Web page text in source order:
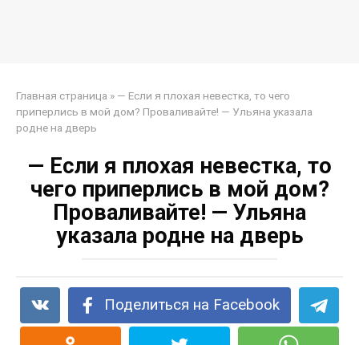
Главная страница » — Если я плохая невестка, то чего
приперлись в мой дом? Проваливайте! — Ульяна указала
родне на дверь
— Если я плохая невестка, то
чего приперлись в мой дом?
Проваливайте! — Ульяна
указала родне на дверь
Поделиться на Facebook